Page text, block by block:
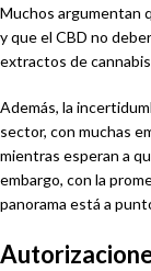
Muchos argumentan
y que el CBD no
extractos de
Además, la
sector, con muchas
mientras esperan a
embargo, con la
panorama está a